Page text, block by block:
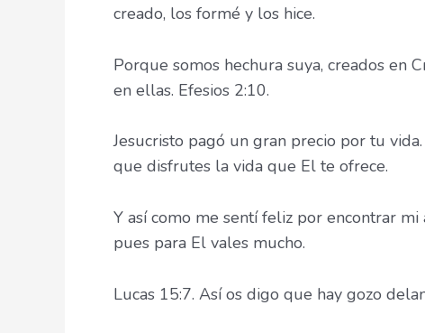
creado, los formé y los hice.
Porque somos hechura suya, creados en
en ellas. Efesios 2:10.
Jesucristo pagó un gran precio por tu
que disfrutes la vida que El te ofrece.
Y así como me sentí feliz por encontrar
pues para El vales mucho.
Lucas 15:7. Así os digo que hay gozo